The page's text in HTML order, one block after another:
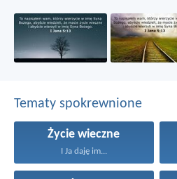
Tematy spokrewnione
Życie wieczne
I Ja daję im...